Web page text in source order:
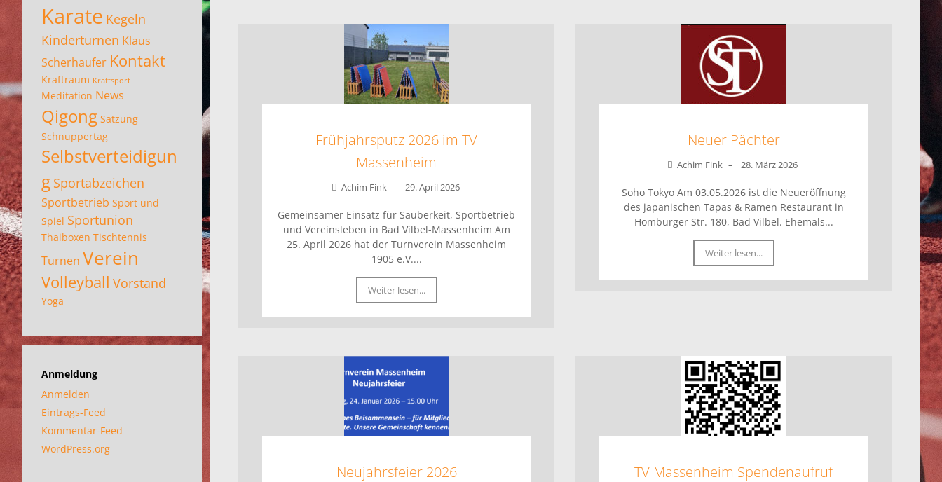
Frühjahrsputz 2026 im TV
Massenheim
Achim Fink – 29. April 2026
Gemeinsamer Einsatz für Sauberkeit, Sportbetrieb
und Vereinsleben in Bad Vilbel-Massenheim Am
25. April 2026 hat der Turnverein Massenheim
1905 e.V....
Weiter lesen...
Neuer Pächter
Achim Fink – 28. März 2026
Soho Tokyo Am 03.05.2026 ist die Neueröffnung
des japanischen Tapas & Ramen Restaurant in
Homburger Str. 180, Bad Vilbel. Ehemals...
Weiter lesen...
Neujahrsfeier 2026 TV Massenheim Spendenaufruf
Karate Kegeln
Kinderturnen Klaus
Scherhaufer Kontakt
Kraftraum Kraftsport
Meditation News
Qigong Satzung
Schnuppertag
Selbstverteidigun
g Sportabzeichen
Sportbetrieb Sport und
Spiel Sportunion
Thaiboxen Tischtennis
Turnen Verein
Volleyball Vorstand
Yoga
Anmeldung
Anmelden
Eintrags-Feed
Kommentar-Feed
WordPress.org